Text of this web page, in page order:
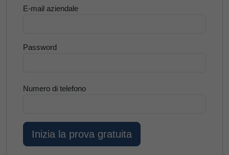
E-mail aziendale
Password
Numero di telefono